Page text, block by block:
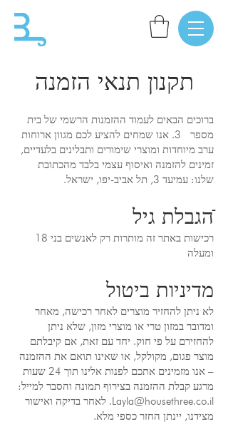
תקנון תנאי הזמנה
ברוכים הבאים לעמוד ההזמנות הרשמי של בית
מספר 3. אנו שמחים להציע לכם מגוון ארוחות
ערב מיוחדות ומוצרי שימורים ותבלינים בלעדיים,
זמינים להזמנה ואיסוף עצמי בלבד מהכתובת
שלנו: עמיעד 3, תל אביב-יפו, ישראל.
ֿהגבלת גיל
רכישות באתר זה מותרות רק לאנשים בני 18
ומעלה
מדיניות ביטול
לא ניתן להחזיר מוצרים לאחר רכישה, מאחר
ומדובר במזון טרי או מוצרי מזון, שלא ניתן
להחזירם על פי חוק. יחד עם זאת, אם קיבלתם
מוצר פגום, מקולקל, או שאינו תואם את ההזמנה
– אנו מזמינים אתכם לפנות אלינו תוך 24 שעות
מרגע קבלת ההזמנה בצירוף תמונה והסבר למייל:
Layla@housethree.co.il. לאחר בדיקה ואישור
מצידנו, יינתן החזר כספי מלא.